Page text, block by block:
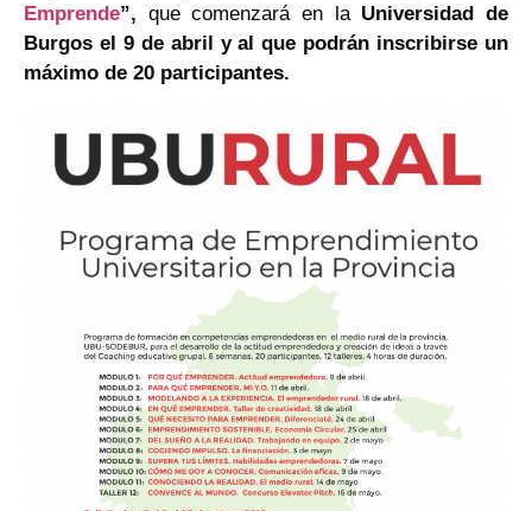
Emprende”, que comenzará en la Universidad de
Burgos el 9 de abril y al que podrán inscribirse un
máximo de 20 participantes.